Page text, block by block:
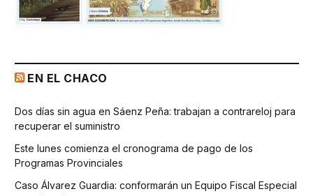
EN EL CHACO
Dos días sin agua en Sáenz Peña: trabajan a contrareloj para
recuperar el suministro
Este lunes comienza el cronograma de pago de los
Programas Provinciales
Caso Álvarez Guardia: conformarán un Equipo Fiscal Especial